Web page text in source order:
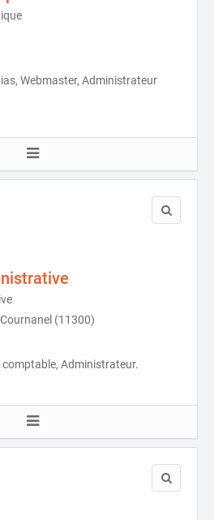
Webmaster, Administrateur
(11300)
Administrateur.